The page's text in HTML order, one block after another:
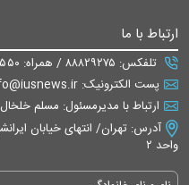
ارتباط با ما
تلفکس: ۸۸۸۲۹۲۷۵ / همراه: ۰۹۳۷۰۷۴۸۵۵۰
پست الکترونیک: info@iusnews.ir یا eiusnews@gmail.com
ارتباط با مدیرمسئول: مسلم خلخال
واحد ۲